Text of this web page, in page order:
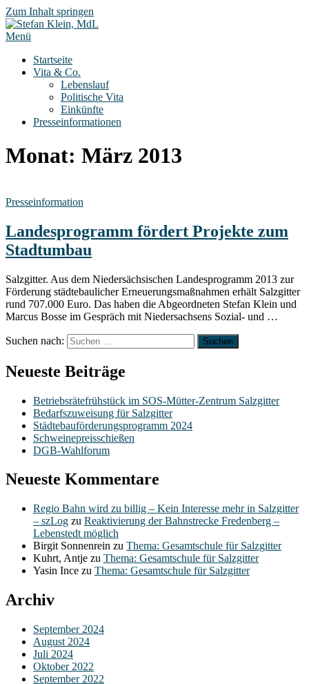
Zum Inhalt springen
Menü
Startseite
Vita & Co.
Lebenslauf
Politische Vita
Einkünfte
Presseinformationen
Monat: März 2013
Presseinformation
Landesprogramm fördert Projekte zum
Stadtumbau
Salzgitter. Aus dem Niedersächsischen Landesprogramm 2013 zur
Förderung städtebaulicher Erneuerungsmaßnahmen erhält Salzgitter
rund 707.000 Euro. Das haben die Abgeordneten Stefan Klein und
Marcus Bosse im Gespräch mit Niedersachsens Sozial- und …
Suchen nach:
Neueste Beiträge
Betriebsrätefrühstück im SOS-Mütter-Zentrum Salzgitter
Bedarfszuweisung für Salzgitter
Städtebauförderungsprogramm 2024
Schweinepreisschießen
DGB-Wahlforum
Neueste Kommentare
Regio Bahn wird zu billig – Kein Interesse mehr in Salzgitter
– szLog zu Reaktivierung der Bahnstrecke Fredenberg –
Lebenstedt möglich
Birgit Sonnenrein zu Thema: Gesamtschule für Salzgitter
Kuhrt, Antje zu Thema: Gesamtschule für Salzgitter
Yasin Ince zu Thema: Gesamtschule für Salzgitter
Archiv
September 2024
August 2024
Juli 2024
Oktober 2022
September 2022